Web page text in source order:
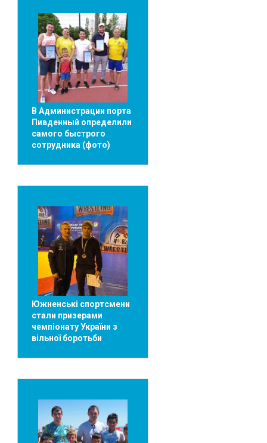
В Администрации порта
Пивденный определили
самого быстрого
сотрудника (фото)
Южненські спортсмени
стали призерами
чемпіонату України з
вільної боротьби